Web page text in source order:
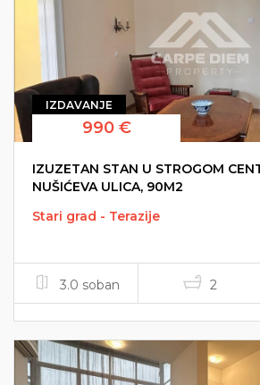
IZDAVANJE
990 €
IZUZETAN STAN U STROGOM
NUŠIĆEVA ULICA, 90M2
Stari grad - Terazije
3.0 soban 2